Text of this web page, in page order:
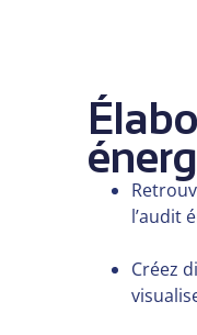
l’audit
Créez